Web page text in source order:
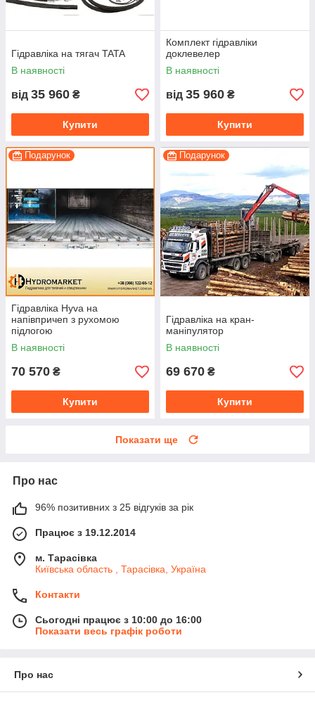
Гідравліка на тягач TATA
В наявності
від 35 960 ₴
Купити
Комплект гідравліки
доклевелер
В наявності
від 35 960 ₴
Купити
Подарунок
Гідравліка Hyva на
напівпричеп з рухомою
підлогою
В наявності
70 570 ₴
Купити
Подарунок
Гідравліка на кран-
маніпулятор
В наявності
69 670 ₴
Купити
Показати ще
Про нас
96% позитивних з 25 відгуків за рік
Працює з 19.12.2014
м. Тарасівка
Київська область , Тарасівка, Україна
Контакти
Сьогодні працює з 10:00 до 16:00
Показати весь графік роботи
Про нас